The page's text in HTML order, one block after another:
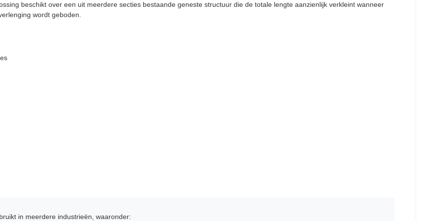
beschikt over een uit meerdere secties bestaande geneste structuur die de totale lengte aanzienlijk verkleint wanneer
wordt geboden.
in meerdere industrieën, waaronder: